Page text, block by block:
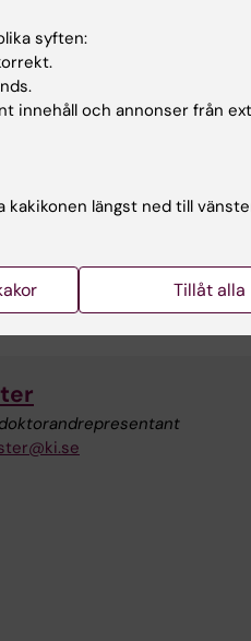
syften:
innehåll och annonser från
längst ned till
Tillåt alla